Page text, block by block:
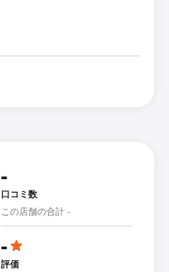
-
口コミ数
この店舗の合計 -
-
評価